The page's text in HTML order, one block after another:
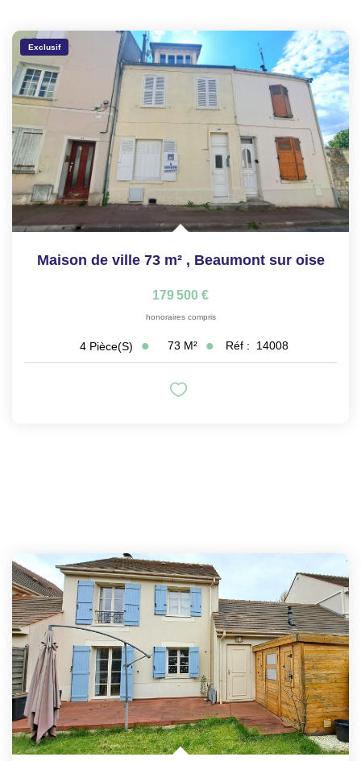
Exclusif
Maison de ville 73 m² , Beaumont sur oise
179 500 €
honoraires compris
4 Pièce(s) 73 M² Réf : 14008